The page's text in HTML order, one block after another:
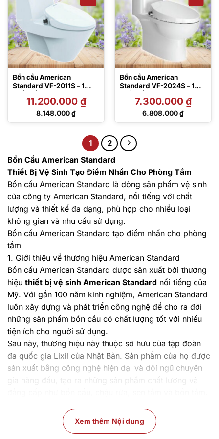
Bồn cầu American
Standard VF-2011S – 1
11.200.000₫
Giá
11.200.000 ₫.
8.148.000₫
Giá
8.148.000 ₫.
Bồn cầu American
Standard VF-2024S – 1
7.300.000₫
Giá
6.808.000₫
Giá
1 2
Bồn Cầu American Standard
Thiết Bị Vệ Sinh Tạo Điểm Nhấn Cho Phòng Tắm
Bồn cầu American Standard là dòng sản phẩm vệ sinh
của công ty American Standard, nổi tiếng với chất
lượng và thiết kế đa dạng, phù hợp cho nhiều loại
không gian và nhu cầu sử dụng.
Bồn cầu American Standard tạo điểm nhấn cho phòng
tắm
1. Giới thiệu về thương hiệu American Standard
Bồn cầu American Standard được sản xuất bởi thương
hiệu thiết bị vệ sinh American Standard nổi tiếng của
Mỹ. Với gần 100 năm kinh nghiệm, American Standard
luôn xây dựng và phát triển công nghệ để cho ra đời
những sản phẩm bồn cầu có chất lượng tốt với nhiều
tiện ích cho người sử dụng.
Sau này, thương hiệu này thuộc sở hữu của tập đoàn
đa quốc gia Lixil của Nhật Bản. Sản phẩm của họ được
sản xuất bằng công nghệ hiện đại và đội ngũ chuyên
là American Standard Việt Nam. Thương hiệu này đã
thu hút sự quan tâm của nhiều khách hàng tại Việt
Xem thêm Nội dung